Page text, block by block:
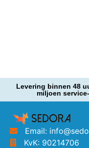
Levering binnen 48
miljoen
Email:
KvK: 90214706